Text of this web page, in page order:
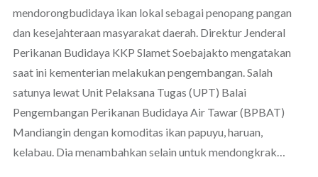
mendorongbudidaya ikan lokal sebagai penopang pangan
dan kesejahteraan masyarakat daerah. Direktur Jenderal
Perikanan Budidaya KKP Slamet Soebajakto mengatakan
saat ini kementerian melakukan pengembangan. Salah
satunya lewat Unit Pelaksana Tugas (UPT) Balai
Pengembangan Perikanan Budidaya Air Tawar (BPBAT)
Mandiangin dengan komoditas ikan papuyu, haruan,
kelabau. Dia menambahkan selain untuk mendongkrak…